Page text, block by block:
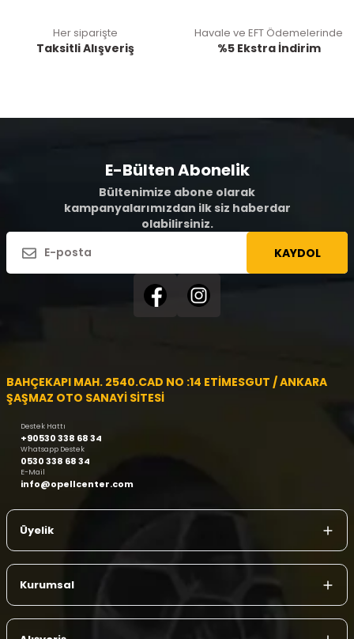
Her siparişte
Taksitli Alışveriş
Havale ve EFT Ödemelerinde
%5 Ekstra İndirim
E-Bülten Abonelik
Bültenimize abone olarak
kampanyalarımızdan ilk siz haberdar
olabilirsiniz.
KAYDOL
BAHÇEKAPI MAH. 2540.CAD NO :14 ETİMESGUT / ANKARA
ŞAŞMAZ OTO SANAYİ SİTESİ
Destek Hattı
+90530 338 68 34
Whatsapp Destek
0530 338 68 34
E-Mail
info@opellcenter.com
Üyelik
Kurumsal